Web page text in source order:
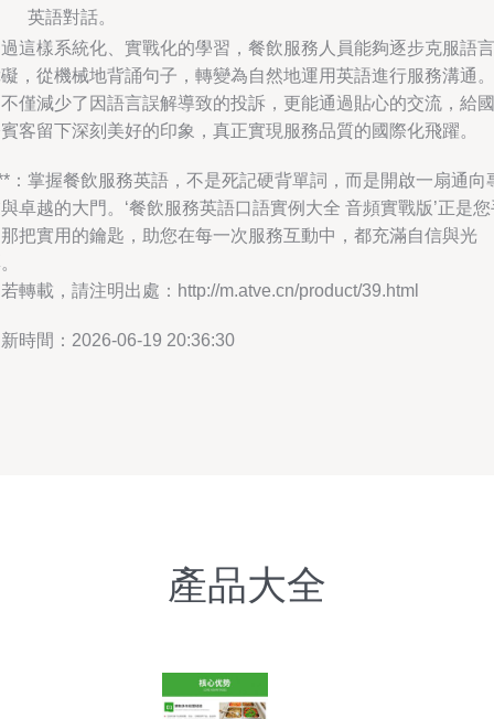
英語對話。
這樣系統化、實戰化的學習，餐飲服務人員能夠逐步克服語言
，從機械地背誦句子，轉變為自然地運用英語進行服務溝通。
僅減少了因語言誤解導致的投訴，更能通過貼心的交流，給國
客留下深刻美好的印象，真正實現服務品質的國際化飛躍。
：掌握餐飲服務英語，不是死記硬背單詞，而是開啟一扇通向
卓越的大門。‘餐飲服務英語口語實例大全 音頻實戰版’正是
把實用的鑰匙，助您在每一次服務互動中，都充滿自信與光
轉載，請注明出處：http://m.atve.cn/product/39.html
時間：2026-06-19 20:36:30
產品大全